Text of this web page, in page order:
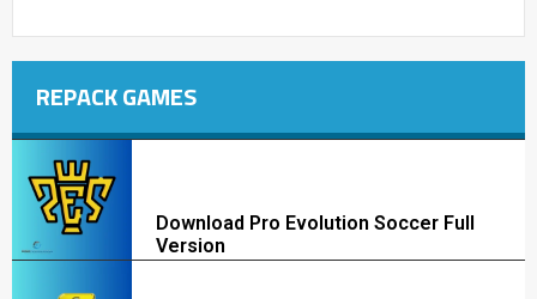
REPACK GAMES
Download Pro Evolution Soccer Full
Version